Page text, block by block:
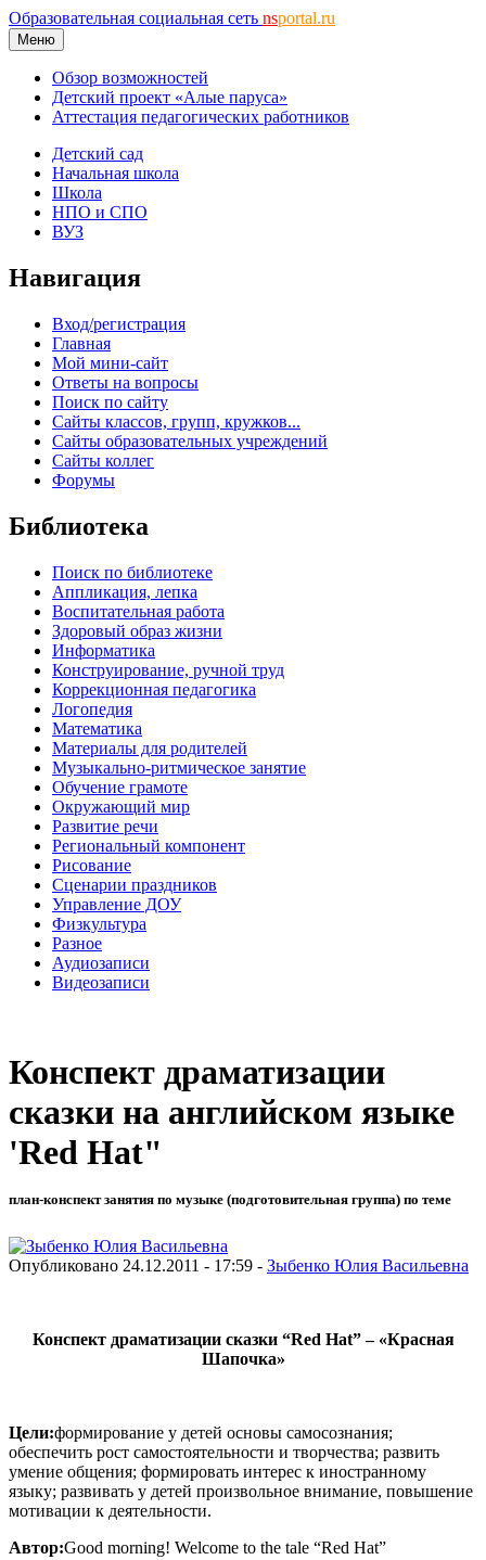
Образовательная социальная сеть nsportal.ru
Меню
Обзор возможностей
Детский проект «Алые паруса»
Аттестация педагогических работников
Детский сад
Начальная школа
Школа
НПО и СПО
ВУЗ
Навигация
Вход/регистрация
Главная
Мой мини-сайт
Ответы на вопросы
Поиск по сайту
Сайты классов, групп, кружков...
Сайты образовательных учреждений
Сайты коллег
Форумы
Библиотека
Поиск по библиотеке
Аппликация, лепка
Воспитательная работа
Здоровый образ жизни
Информатика
Конструирование, ручной труд
Коррекционная педагогика
Логопедия
Математика
Материалы для родителей
Музыкально-ритмическое занятие
Обучение грамоте
Окружающий мир
Развитие речи
Региональный компонент
Рисование
Сценарии праздников
Управление ДОУ
Физкультура
Разное
Аудиозаписи
Видеозаписи
Конспект драматизации
сказки на английском языке
'Red Hat"
план-конспект занятия по музыке (подготовительная группа) по теме
Опубликовано 24.12.2011 - 17:59 - Зыбенко Юлия Васильевна
Конспект драматизации сказки “Red Hat” – «Красная
Шапочка»
Цели:формирование у детей основы самосознания;
обеспечить рост самостоятельности и творчества; развить
умение общения; формировать интерес к иностранному
языку; развивать у детей произвольное внимание, повышение
мотивации к деятельности.
Автор:Good morning! Welcome to the tale “Red Hat”